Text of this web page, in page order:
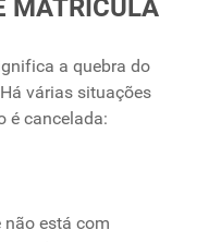
MATRÍCULA
a quebra do
várias situações
é cancelada:
não está com